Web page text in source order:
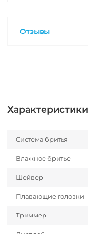
Отзывы
Характеристики
Система бритья
Влажное бритье
Шейвер
Плавающие головки
Триммер